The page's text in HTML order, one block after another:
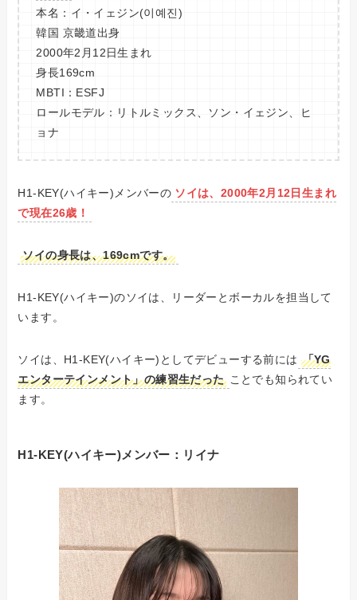
本名：イ・イェジン(이예진)
韓国 京畿道出身
2000年2月12日生まれ
身長169cm
MBTI：ESFJ
ロールモデル：リトルミックス、ソン・イェジン、ヒ
ョナ
H1-KEY(ハイキー)メンバーの ソイは、2000年2月12日生まれ
で現在26歳！
ソイの身長は、169cmです。
H1-KEY(ハイキー)のソイは、リーダーとボーカルを担当して
います。
ソイは、H1-KEY(ハイキー)としてデビューする前には 「YG
エンターテインメント」の練習生だった ことでも知られてい
ます。
H1-KEY(ハイキー)メンバー： リイナ